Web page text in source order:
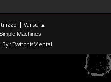
| Vai su ▲
Machines
: TwitchisMental